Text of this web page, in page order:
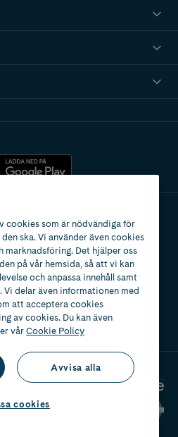
cookies som är nödvändiga för
ska. Vi använder även cookies
Det hjälper oss
på vår hemsida, så att vi kan
och anpassa innehåll samt
delar även informationen med
att acceptera cookies
av cookies. Du kan även
vårCookie Policy
Avvisa alla
cookies